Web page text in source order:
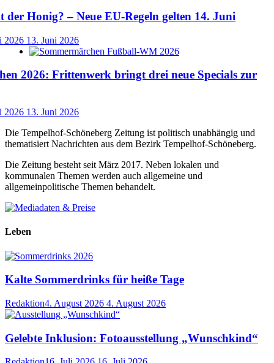
der Honig? – Neue EU-Regeln gelten 14. Juni
2026 13. Juni 2026
2026: Frittenwerk bringt drei neue Specials zur
2026 13. Juni 2026
Die Tempelhof-Schöneberg Zeitung ist politisch unabhängig und
thematisiert Nachrichten aus dem Bezirk Tempelhof-Schöneberg.
Die Zeitung besteht seit März 2017. Neben lokalen und
kommunalen Themen werden auch allgemeine und
allgemeinpolitische Themen behandelt.
Leben
Kalte Sommerdrinks für heiße Tage
Redaktion4. August 2026 4. August 2026
Gelebte Inklusion: Fotoausstellung „Wunschkind“